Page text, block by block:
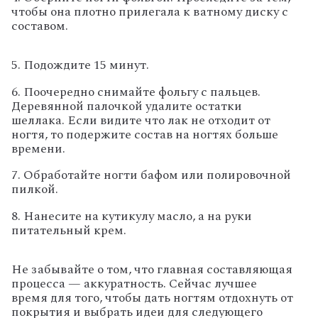
чтобы она плотно прилегала к ватному диску с
составом.
5. Подождите 15 минут.
6. Поочередно снимайте фольгу с пальцев.
Деревянной палочкой удалите остатки
шеллака. Если видите что лак не отходит от
ногтя, то подержите состав на ногтях больше
времени.
7. Обработайте ногти бафом или полировочной
пилкой.
8. Нанесите на кутикулу масло, а на руки
питательный крем.
Не забывайте о том, что главная составляющая
процесса — аккуратность. Сейчас лучшее
время для того, чтобы дать ногтям отдохнуть от
покрытия и выбрать идеи для следующего